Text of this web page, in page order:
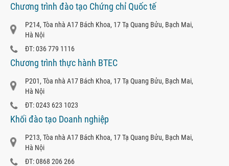
Chương trình đào tạo Chứng chỉ Quốc tế
P214, Tòa nhà A17 Bách Khoa, 17 Tạ Quang Bửu, Bạch Mai,
Hà Nội
ĐT: 036 779 1116
Chương trình thực hành BTEC
P201, Tòa nhà A17 Bách Khoa, 17 Tạ Quang Bửu, Bạch Mai,
Hà Nội
ĐT: 0243 623 1023
Khối đào tạo Doanh nghiệp
P213, Tòa nhà A17 Bách Khoa, 17 Tạ Quang Bửu, Bạch Mai,
Hà Nội
ĐT: 0868 206 266